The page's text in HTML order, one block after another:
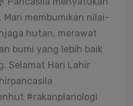
membumikan nilai-
hutan, merawat
bumi yang lebih baik
Selamat Hari Lahir
#rakanplanologi